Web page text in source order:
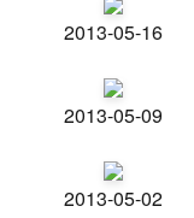
2013-05-16
2013-05-09
2013-05-02